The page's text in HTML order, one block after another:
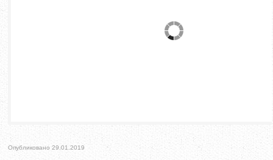
Опубликовано 29.01.2019